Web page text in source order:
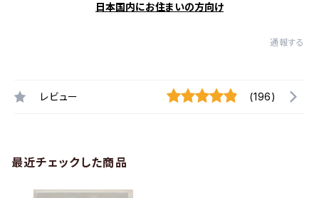
日本国内にお住まいの方向け
通報する
レビュー (196)
最近チェックした商品